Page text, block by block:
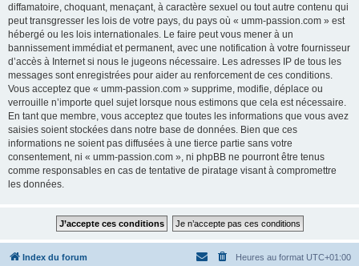
diffamatoire, choquant, menaçant, à caractère sexuel ou tout autre contenu qui
peut transgresser les lois de votre pays, du pays où « umm-passion.com » est
hébergé ou les lois internationales. Le faire peut vous mener à un
bannissement immédiat et permanent, avec une notification à votre fournisseur
d’accès à Internet si nous le jugeons nécessaire. Les adresses IP de tous les
messages sont enregistrées pour aider au renforcement de ces conditions.
Vous acceptez que « umm-passion.com » supprime, modifie, déplace ou
verrouille n’importe quel sujet lorsque nous estimons que cela est nécessaire.
En tant que membre, vous acceptez que toutes les informations que vous avez
saisies soient stockées dans notre base de données. Bien que ces
informations ne soient pas diffusées à une tierce partie sans votre
consentement, ni « umm-passion.com », ni phpBB ne pourront être tenus
comme responsables en cas de tentative de piratage visant à compromettre
les données.
Index du forum Heures au format UTC+01:00